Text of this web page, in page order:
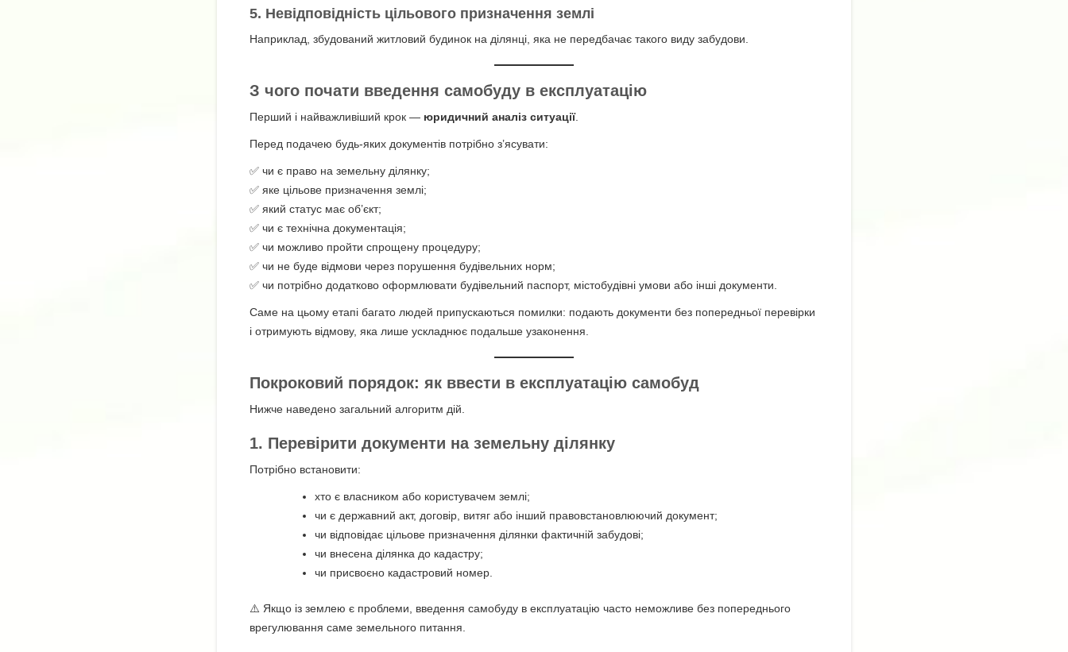
5. Невідповідність цільового призначення землі
Наприклад, збудований житловий будинок на ділянці, яка не передбачає такого виду забудови.
З чого почати введення самобуду в експлуатацію
Перший і найважливіший крок — юридичний аналіз ситуації.
Перед подачею будь-яких документів потрібно з’ясувати:
✅ чи є право на земельну ділянку;
✅ яке цільове призначення землі;
✅ який статус має об’єкт;
✅ чи є технічна документація;
✅ чи можливо пройти спрощену процедуру;
✅ чи не буде відмови через порушення будівельних норм;
✅ чи потрібно додатково оформлювати будівельний паспорт, містобудівні умови або інші документи.
Саме на цьому етапі багато людей припускаються помилки: подають документи без попередньої перевірки
і отримують відмову, яка лише ускладнює подальше узаконення.
Покроковий порядок: як ввести в експлуатацію самобуд
Нижче наведено загальний алгоритм дій.
1. Перевірити документи на земельну ділянку
Потрібно встановити:
хто є власником або користувачем землі;
чи є державний акт, договір, витяг або інший правовстановлюючий документ;
чи відповідає цільове призначення ділянки фактичній забудові;
чи внесена ділянка до кадастру;
чи присвоєно кадастровий номер.
⚠️ Якщо із землею є проблеми, введення самобуду в експлуатацію часто неможливе без попереднього
врегулювання саме земельного питання.